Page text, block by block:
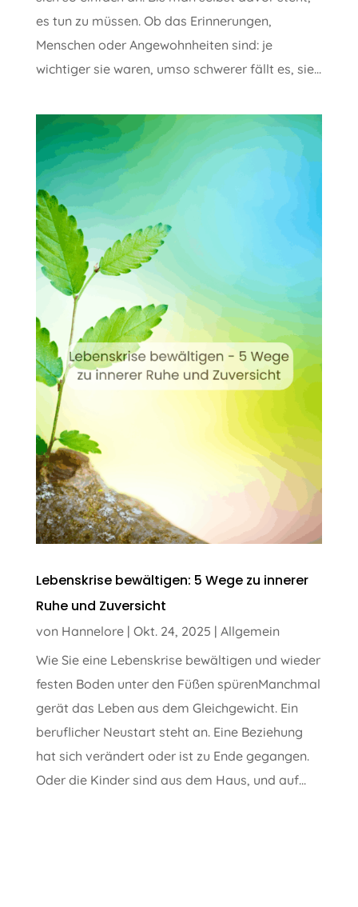
es tun zu müssen. Ob das Erinnerungen,
Menschen oder Angewohnheiten sind: je
wichtiger sie waren, umso schwerer fällt es, sie...
Lebenskrise bewältigen: 5 Wege zu innerer
Ruhe und Zuversicht
von Hannelore| Okt. 24, 2025 | Allgemein
Wie Sie eine Lebenskrise bewältigen und wieder
festen Boden unter den Füßen spürenManchmal
gerät das Leben aus dem Gleichgewicht. Ein
beruflicher Neustart steht an. Eine Beziehung
hat sich verändert oder ist zu Ende gegangen.
Oder die Kinder sind aus dem Haus, und auf...